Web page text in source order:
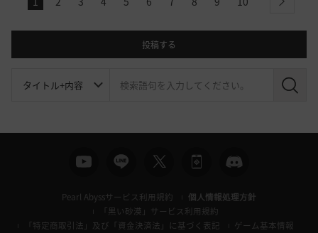
next
投稿する
検
Pearl Abyssサービス利用規約
個人情報処理方針
「黒い砂漠」サービス利用規約
「特定商取引法」及び「資金決済法」に基づく表記
ゲーム基本情報